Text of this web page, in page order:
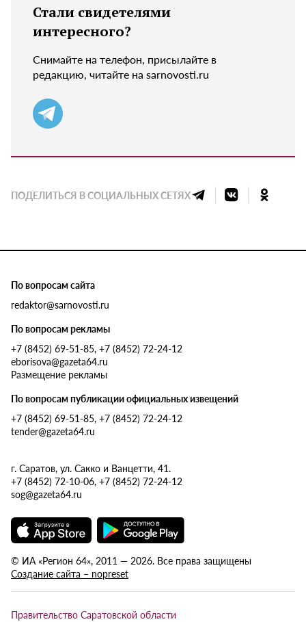
Стали свидетелями
интересного?
Снимайте на телефон, присылайте в
редакцию, читайте на sarnovosti.ru
ПОДЕЛИТЬСЯ В СОЦИАЛЬНЫХ СЕТЯХ
По вопросам сайта
redaktor@sarnovosti.ru
По вопросам рекламы
+7 (8452) 69-51-85, +7 (8452) 72-24-12
eborisova@gazeta64.ru
Размещение рекламы
По вопросам публикации официальных извещений
+7 (8452) 69-51-85, +7 (8452) 72-24-12
tender@gazeta64.ru
г. Саратов, ул. Сакко и Ванцетти, 41.
+7 (8452) 72-10-06, +7 (8452) 72-24-12
sog@gazeta64.ru
© ИА «Регион 64», 2011 — 2026. Все права защищены
Создание сайта – nopreset
Правительство Саратовской области